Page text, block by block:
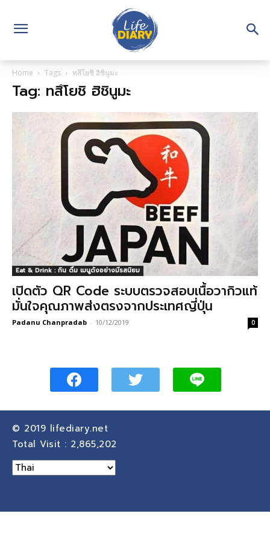
Home Tags ทสึโยชิ ฮิชินูมะ
Tag: ทสึโยชิ ฮิชินูมะ
Eat & Drink : กิน ดื่ม เมนูดังอย่างมีรสนิยม
เปิดตัว QR Code ระบบตรวจสอบเนื้อวากิวแท้
มั่นใจคุณภาพส่งตรงจากประเทศญี่ปุ่น
Padanu Chanpradab - 10/12/2019 0
© 2019 lifediary.net
Total Visit : 2,865,202